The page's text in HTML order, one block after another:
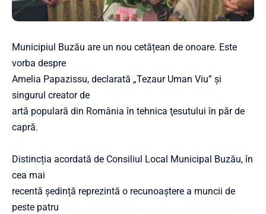
Municipiul Buzău are un nou cetățean de onoare. Este
vorba despre
Amelia Papazissu, declarată „Tezaur Uman Viu” și
singurul creator de
artă populară din România în tehnica ţesutului în păr de
capră.
Distincția acordată de Consiliul Local Municipal Buzău, în
cea mai
recentă ședință reprezintă o recunoaștere a muncii de
peste patru